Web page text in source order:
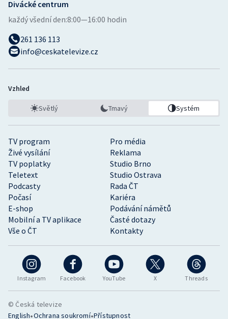
Instagram Facebook YouTube X Threads
TV program
Pro média
Živé vysílání
Reklama
TV poplatky
Studio Brno
Teletext
Studio Ostrava
Podcasty
Rada ČT
Počasí
Kariéra
E-shop
Podávání námětů
Mobilní a TV aplikace
Časté dotazy
Vše o ČT
Kontakty
Divácké centrum
každý všední den:8:00—16:00 hodin
261 136 113
info@ceskatelevize.cz
Vzhled
Světlý Tmavý Systém
© Česká televize
English•Ochrana soukromí•Přístupnost